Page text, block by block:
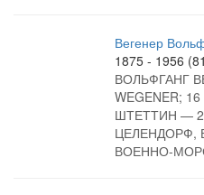
Вегенер
1875 - 1956
ВОЛЬФГАНГ
WEGENER;
ШТЕТТИН —
ЦЕЛЕНДОРФ,
ВОЕННО-